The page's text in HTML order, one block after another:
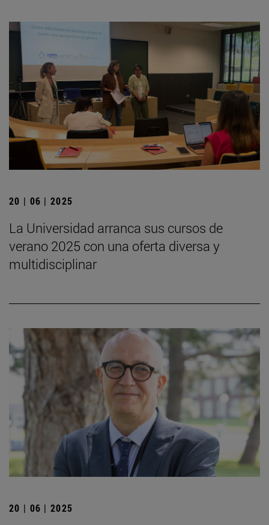
20 | 06 | 2025
La Universidad arranca sus cursos de
verano 2025 con una oferta diversa y
multidisciplinar
20 | 06 | 2025